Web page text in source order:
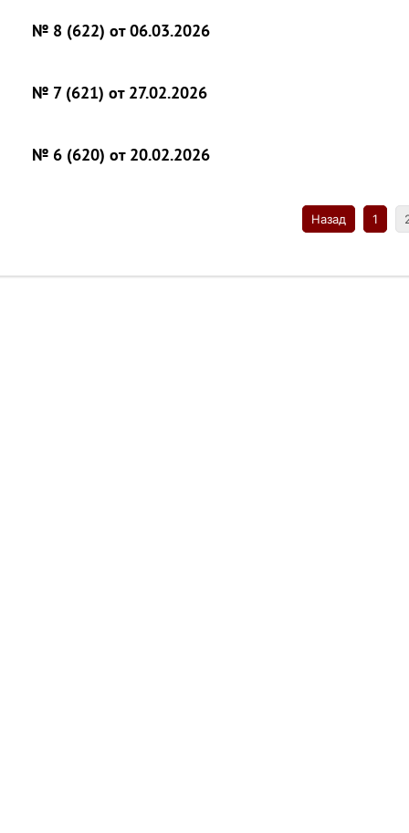
№ 8 (622) от 06.03.2026
№ 7 (621) от 27.02.2026
№ 6 (620) от 20.02.2026
Назад 1